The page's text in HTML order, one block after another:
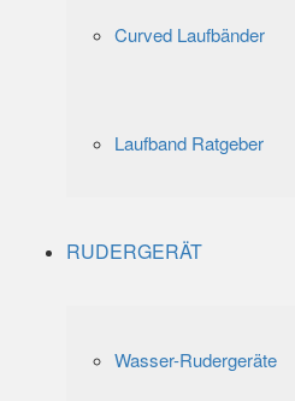
Curved Laufbänder
Laufband Ratgeber
RUDERGERÄT
Wasser-Rudergeräte